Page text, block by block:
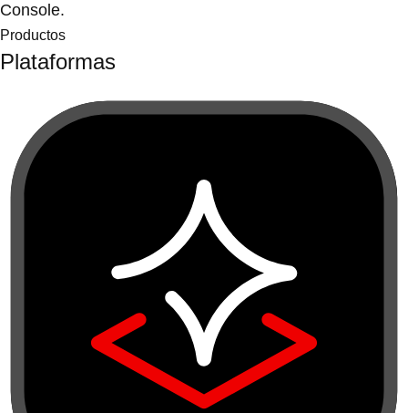
Console.
Productos
Plataformas